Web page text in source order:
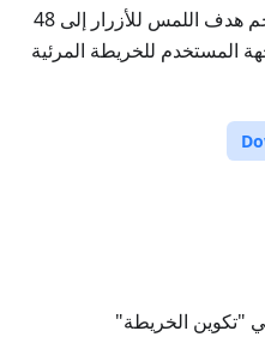
إمكانية الوصول: تم تغيير حجم هدف اللمس للأزرار إلى 48
المستخدم للخريطة المرئية
"تكوين الخريطة"